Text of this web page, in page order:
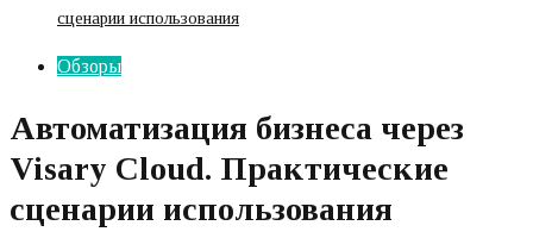
сценарии использования
Обзоры
Автоматизация бизнеса через
Visary Cloud. Практические
сценарии использования